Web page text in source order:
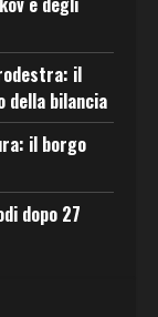
il
della bilancia
il borgo
dopo 27